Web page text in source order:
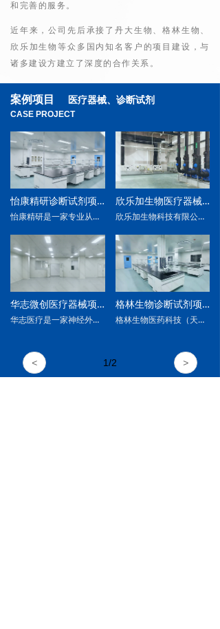
和完善的服务。
近年来，公司先后承接了丹大生物、格林生物、
欣乐加生物等众多国内知名客户的项目建设，与
诸多建设方建立了深度的合作关系。
案例项目
CASE PROJECT
怡康精研诊断试剂项目
怡康精研是一家专业从事医疗器械生产和销售的公司
欣乐加生物医疗器械项目
欣乐加生物科技有限公司是一家专业从事生物、医药类产品研发与生产的高新技术企业。公司与中国人民解放军军事科学院医学研究院达成战略合作，创新性开展“军民融合”发展模式，双方共同组建项目研发小组，专家组包括千人计划生物材料专家、临床医学专家，医疗器械专家，拥有博士、硕士研究生近20人。经过军地医学专家7年的艰苦攻关，首创出应对动静脉大血管极端出血的急救止血新材料，破解了动静脉大血管出血的快速止血难题，获得国家发明专利，填补国内外空白。
华志微创医疗器械项目
华志医疗是一家神经外科手术机器人研发商，专注于通过无框架脑立体定向技术的临床应用，为颅脑外科立体定向手术设计医疗机器人，旗下产品CAS-R-2机器人具有对脑外科手术规划、导航及立体定向等功能。
工程位于天津市武清区。
占地面积：2000平米
施工内容为：装饰、暖通、电气、给排水
格林生物诊断试剂项目
格林生物医药科技（天津）有限公司成立于2018年，专注于过敏性疾病以及呼吸道病原体感染检测领域，为国际和国内唯一一家集过敏原体外、体内诊断和过敏性疾病免疫治疗的企业，始终致力于解决过敏性疾病诊断与治疗的医学难题。目前格林生物提供包括新冠病毒核酸、抗原、抗体、中和抗体在内的系统检测解决方案，助力全球抗疫，针对防疫不同的应用场景，格林生物持续创新，打造丰富产品线为新冠疫情的防控工作贡献力量
< >
1/2
医疗器械、诊断试剂